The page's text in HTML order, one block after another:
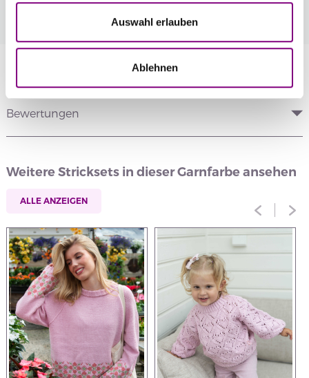
Auswahl erlauben
Ablehnen
Bewertungen
Weitere Stricksets in dieser Garnfarbe ansehen
ALLE ANZEIGEN